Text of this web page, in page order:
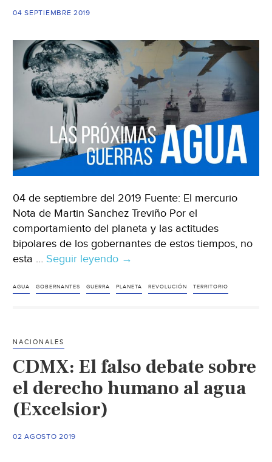
Jornada)
04 SEPTIEMBRE 2019
04 de septiembre del 2019 Fuente: El mercurio
Nota de Martin Sanchez Treviño Por el
comportamiento del planeta y las actitudes
bipolares de los gobernantes de estos tiempos, no
esta … Seguir leyendo México:
revolución
mercurio)
→
AGUA GOBERNANTES GUERRA PLANETA REVOLUCIÓN TERRITORIO
NACIONALES
CDMX: El falso debate sobre
el derecho humano al agua
(Excelsior)
02 AGOSTO 2019